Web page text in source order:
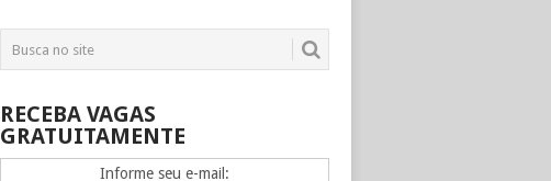
RECEBA VAGAS
GRATUITAMENTE
Informe seu e-mail: